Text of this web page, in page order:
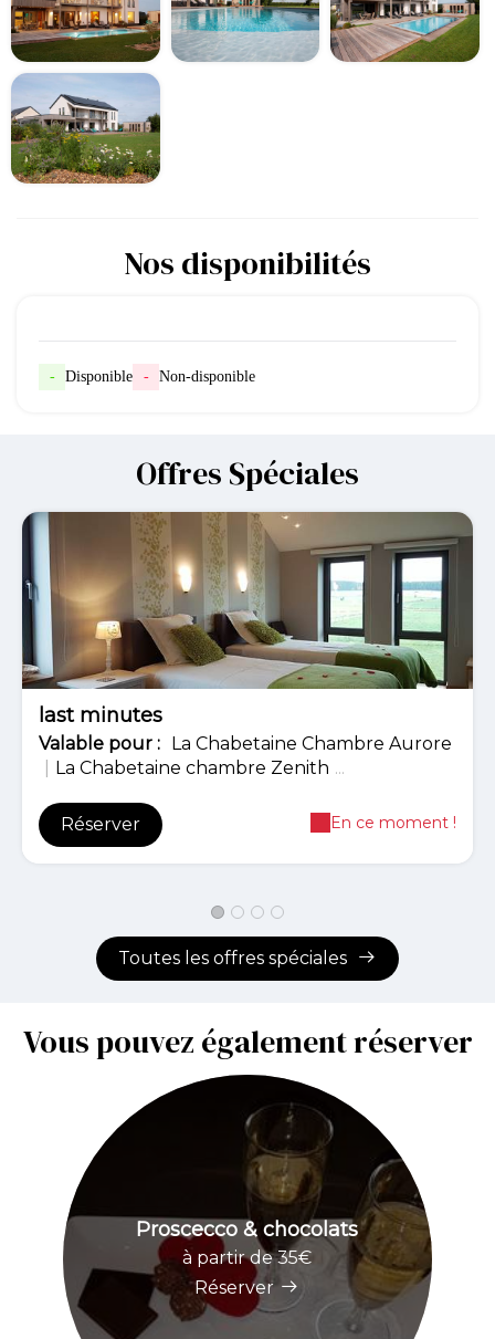
Nos disponibilités
- Disponible - Non-disponible
Offres Spéciales
-10%
last minutes
Valable pour :
La Chabetaine Chambre Aurore
La Chabetaine chambre Zenith ...
Réserver En ce moment !
Toutes les offres spéciales
Vous pouvez également réserver
Proscecco & chocolats
à partir de 35€
Réserver